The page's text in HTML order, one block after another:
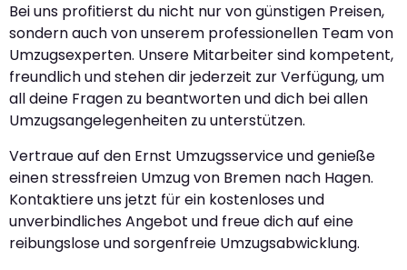
Bei uns profitierst du nicht nur von günstigen Preisen,
sondern auch von unserem professionellen Team von
Umzugsexperten. Unsere Mitarbeiter sind kompetent,
freundlich und stehen dir jederzeit zur Verfügung, um
all deine Fragen zu beantworten und dich bei allen
Umzugsangelegenheiten zu unterstützen.
Vertraue auf den Ernst Umzugsservice und genieße
einen stressfreien Umzug von Bremen nach Hagen.
Kontaktiere uns jetzt für ein kostenloses und
unverbindliches Angebot und freue dich auf eine
reibungslose und sorgenfreie Umzugsabwicklung.